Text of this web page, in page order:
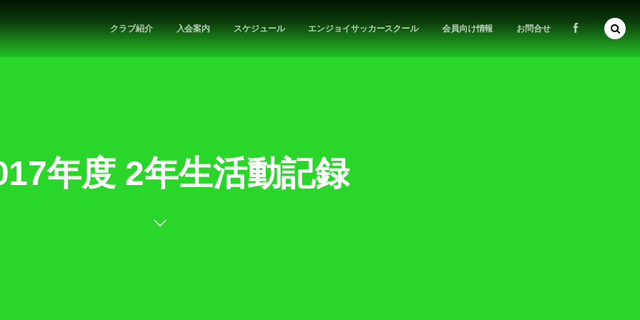
クラブ紹介 入会案内 スケジュール エンジョイサッカースクール 会員向け情報 お問合せ
年度 2年生活動記録